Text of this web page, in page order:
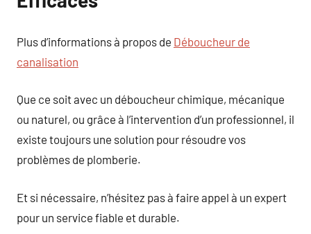
Plus d’informations à propos de Déboucheur de
canalisation
Que ce soit avec un déboucheur chimique, mécanique
ou naturel, ou grâce à l’intervention d’un professionnel, il
existe toujours une solution pour résoudre vos
problèmes de plomberie.
Et si nécessaire, n’hésitez pas à faire appel à un expert
pour un service fiable et durable.